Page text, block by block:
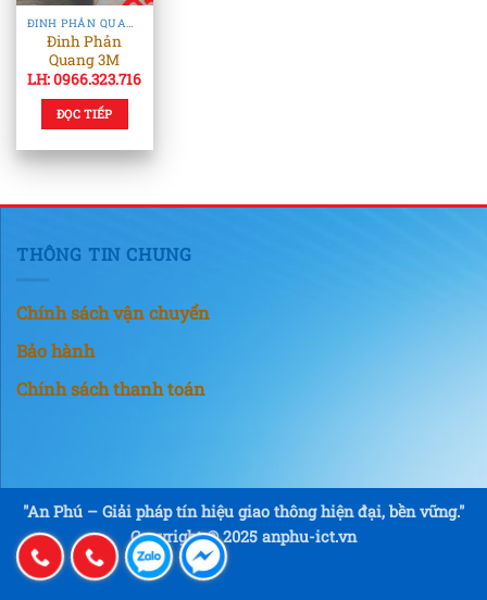
ĐINH PHẢN QUANG & TIÊU PHẢN QUANG
Đinh Phản
Quang 3M
LH: 0966.323.716
ĐỌC TIẾP
THÔNG TIN CHUNG
Chính sách vận chuyển
Bảo hành
Chính sách thanh toán
"An Phú – Giải pháp tín hiệu giao thông hiện đại, bền vững."
Copyright © 2025 anphu-ict.vn